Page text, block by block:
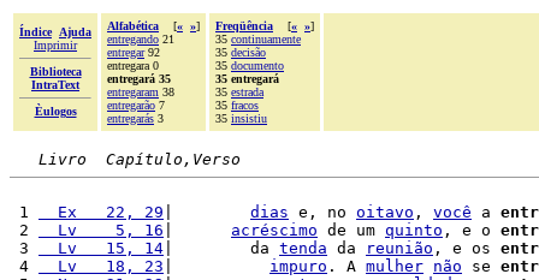
Índice
Ajuda
Imprimir
Biblioteca
IntraText
Èulogos
Alfabética [« »]
entregando 21
entregar92
entregara 0
entregará 35
entregaram 38
entregarão 7
entregarás 3
Freqüência [« »]
35 continuamente
35 decisão
35 documento
35 entregará
35 estrada
35 fracos
35 insistiu
Livro  Capítulo,Verso
1
  Ex   22, 29
dias e, no oitavo , você a
2
  Lv    5, 16
acréscimo de um quinto , e o
3
  Lv   15, 14
|        da tenda da reunião , e os
4
  Lv   18, 23
impuro . A mulher não se